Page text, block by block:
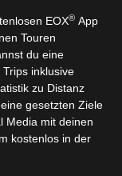
EOX® App
Touren
du eine
inklusive
zu Distanz
gesetzten Ziele
Media mit deinen
kostenlos in der